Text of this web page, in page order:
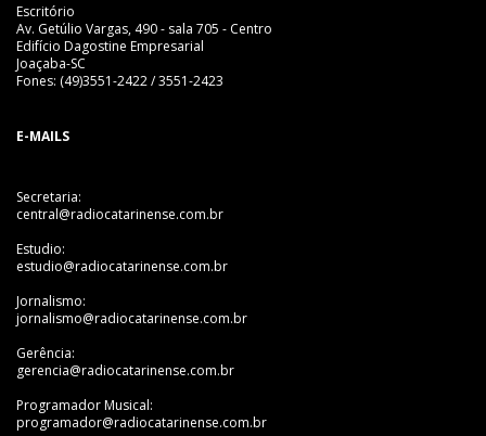
Escritório
Av. Getúlio Vargas, 490 - sala 705 - Centro
Edifício Dagostine Empresarial
Joaçaba-SC
Fones: (49)3551-2422 / 3551-2423
E-MAILS
Secretaria:
central@radiocatarinense.com.br
Estudio:
estudio@radiocatarinense.com.br
Jornalismo:
jornalismo@radiocatarinense.com.br
Gerência:
gerencia@radiocatarinense.com.br
Programador Musical:
programador@radiocatarinense.com.br